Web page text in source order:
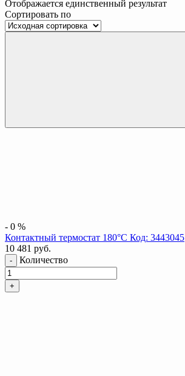
Отображается единственный результат
Сортировать по
- 0 %
Контактный термостат 180°C Код: 3443045
10 481 руб.
- Количество
+